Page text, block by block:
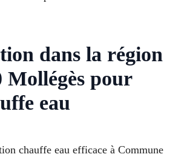
dans la région
Mollégès pour
eau
chauffe eau efficace à Commune